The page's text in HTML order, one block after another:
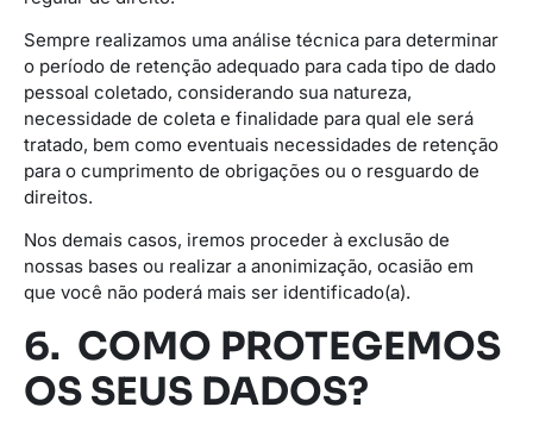
Sempre realizamos uma análise técnica para determinar
o período de retenção adequado para cada tipo de dado
pessoal coletado, considerando sua natureza,
necessidade de coleta e finalidade para qual ele será
tratado, bem como eventuais necessidades de retenção
para o cumprimento de obrigações ou o resguardo de
direitos.
Nos demais casos, iremos proceder à exclusão de
nossas bases ou realizar a anonimização, ocasião em
que você não poderá mais ser identificado(a).
6. COMO PROTEGEMOS
OS SEUS DADOS?